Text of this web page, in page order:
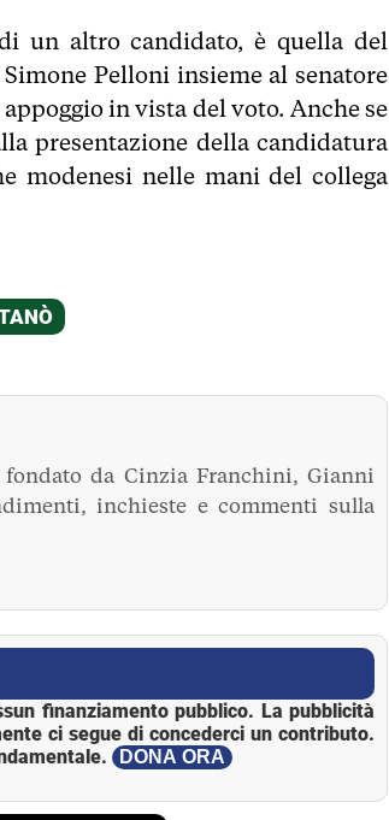
un altro candidato, è quella del
Pelloni insieme al senatore
in vista del voto. Anche se
presentazione della candidatura
modenesi nelle mani del collega
da Cinzia Franchini, Gianni
inchieste e commenti sulla
finanziamento pubblico. La pubblicità
ci segue di concederci un contributo.
DONA ORA